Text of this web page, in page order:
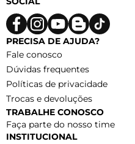
PRECISA DE AJUDA?
Fale conosco
Dúvidas frequentes
Políticas de privacidade
Trocas e devoluções
TRABALHE CONOSCO
Faça parte do nosso time
INSTITUCIONAL